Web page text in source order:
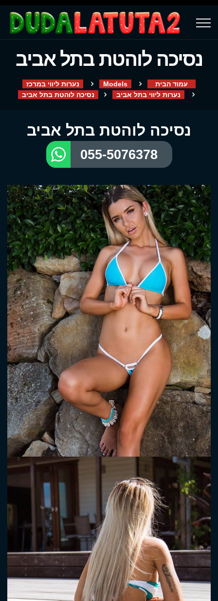
נסיכה לוהטת בתל אביב
עמוד הבית Models
נערות ליווי במרכז
נערות ליווי בתל אביב
נסיכה לוהטת בתל אביב
נסיכה לוהטת בתל אביב
055-5076378